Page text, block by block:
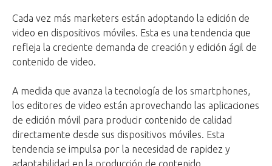
Cada vez más marketers están adoptando la edición de
video en dispositivos móviles. Esta es una tendencia que
refleja la creciente demanda de creación y edición ágil de
contenido de video.
A medida que avanza la tecnología de los smartphones,
los editores de video están aprovechando las aplicaciones
de edición móvil para producir contenido de calidad
directamente desde sus dispositivos móviles. Esta
tendencia se impulsa por la necesidad de rapidez y
adaptabilidad en la producción de contenido.